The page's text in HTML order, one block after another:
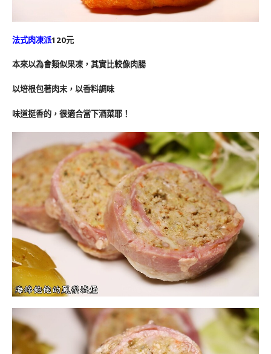
法式肉凍派120元
本來以為會類似果凍，其實比較像肉腸
以培根包著肉末，以香料調味
味道挺香的，很適合當下酒菜耶！